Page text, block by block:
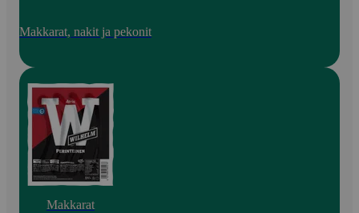
Makkarat, nakit ja pekonit
Makkarat